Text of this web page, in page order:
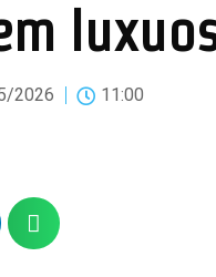
2026 11:00